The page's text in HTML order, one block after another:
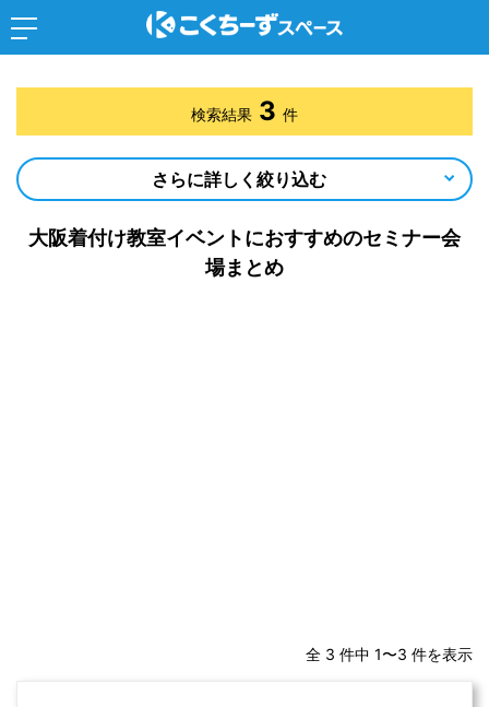
大阪着付け教室イベントにおすすめのセミナー会
場まとめ
全 3 件中 1〜3 件を表示
検索結果 3 件
さらに詳しく絞り込む